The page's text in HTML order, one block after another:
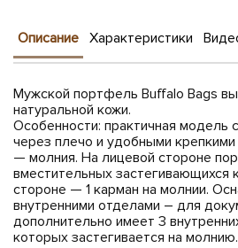
Описание Характеристики
Мужской портфель Buffalo Bags
натуральной кожи.
Особенности: практичная
через плечо и удобными крепкими
— молния. На лицевой стороне
вместительных застегивающихся
стороне — 1 карман на молнии.
внутренними отделами – для
дополнительно имеет 3
которых застегивается на молнию.